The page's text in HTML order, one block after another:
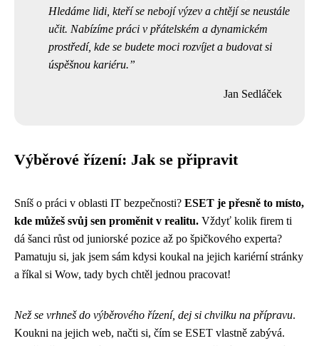
Hledáme lidi, kteří se nebojí výzev a chtějí se neustále
učit. Nabízíme práci v přátelském a dynamickém
prostředí, kde se budete moci rozvíjet a budovat si
úspěšnou kariéru.
Jan Sedláček
Výběrové řízení: Jak se připravit
Sníš o práci v oblasti IT bezpečnosti? ESET je přesně to místo,
kde můžeš svůj sen proměnit v realitu. Vždyť kolik firem ti
dá šanci růst od juniorské pozice až po špičkového experta?
Pamatuju si, jak jsem sám kdysi koukal na jejich kariérní stránky
a říkal si Wow, tady bych chtěl jednou pracovat!
Než se vrhneš do výběrového řízení, dej si chvilku na přípravu.
Koukni na jejich web, načti si, čím se ESET vlastně zabývá.